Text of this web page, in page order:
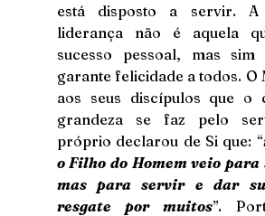
está disposto a servir. A
liderança não é aquela
sucesso pessoal, mas sim
garante felicidade a todos. O
aos seus discípulos que o
grandeza se faz pelo
próprio declarou de Si que: “
o Filho do Homem veio para
mas para servir e dar
resgate por muitos”.